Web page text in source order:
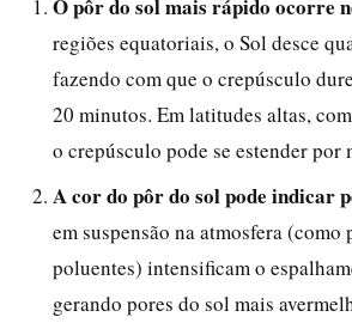
O pôr do sol mais rápido ocorre
regiões equatoriais, o Sol desce
fazendo com que o crepúsculo
20 minutos. Em latitudes altas,
o crepúsculo pode se estender por
A cor do pôr do sol pode indicar
em suspensão na atmosfera
poluentes) intensificam o
gerando pores do sol mais